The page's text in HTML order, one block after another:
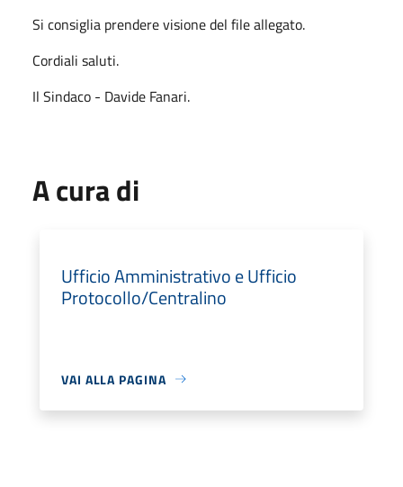
Si consiglia prendere visione del file allegato.
Cordiali saluti.
Il Sindaco - Davide Fanari.
A cura di
Ufficio Amministrativo e Ufficio
Protocollo/Centralino
VAI ALLA PAGINA